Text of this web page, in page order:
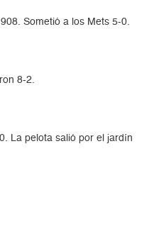
Sometió a los Mets 5-0.
8-2.
La pelota salió por el jardín